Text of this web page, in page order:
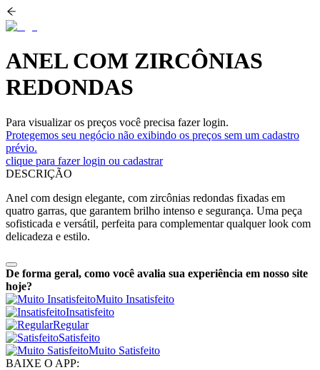
ANEL COM ZIRCÔNIAS
REDONDAS
Para visualizar os preços você precisa fazer login.
Protegemos seu negócio não exibindo os preços sem um cadastro
prévio.
clique para fazer login ou cadastrar
DESCRIÇÃO
Anel com design elegante, com zircônias redondas fixadas em
quatro garras, que garantem brilho intenso e segurança. Uma peça
sofisticada e versátil, perfeita para complementar qualquer look com
delicadeza e estilo.
De forma geral, como você avalia sua experiência em nosso site
hoje?
Muito Insatisfeito
Insatisfeito
Regular
Satisfeito
Muito Satisfeito
BAIXE O APP: